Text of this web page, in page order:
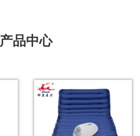
产品中心